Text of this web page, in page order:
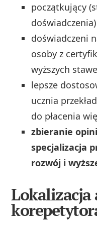
początkujący
doświadczeni
osoby z
wyższych
lepsze
ucznia
do płacenia
zbieranie
specjalizacja
rozwój i
Lokalizacja